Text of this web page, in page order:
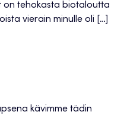
on tehokasta biotaloutta
vierain minulle oli […]
kävimme tädin